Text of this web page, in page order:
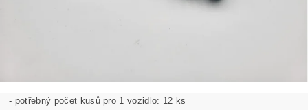
- potřebný počet kusů pro 1 vozidlo: 12 ks